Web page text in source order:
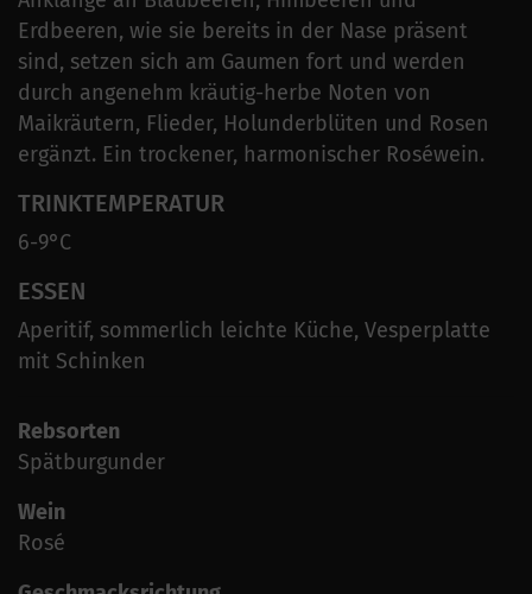
Erdbeeren, wie sie bereits in der Nase präsent
sind, setzen sich am Gaumen fort und werden
durch angenehm kräutig-herbe Noten von
Maikräutern, Flieder, Holunderblüten und Rosen
ergänzt. Ein trockener, harmonischer Roséwein.
TRINKTEMPERATUR
6-9°C
ESSEN
Aperitif, sommerlich leichte Küche, Vesperplatte
mit Schinken
Rebsorten
Spätburgunder
Wein
Rosé